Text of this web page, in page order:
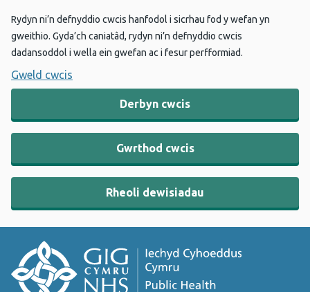
Rydyn ni’n defnyddio cwcis hanfodol i sicrhau fod y wefan yn
gweithio. Gyda’ch caniatâd, rydyn ni’n defnyddio cwcis
dadansoddol i wella ein gwefan ac i fesur perfformiad.
Gweld cwcis
Derbyn cwcis
Gwrthod cwcis
Rheoli dewisiadau